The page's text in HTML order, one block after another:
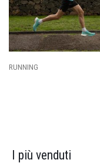
SPORT PARALIMPICI
I più venduti